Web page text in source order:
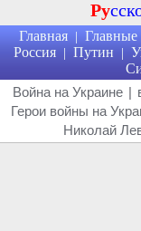
Ру
Главная | Главные
Россия | Путин |
Война на Украине |
Герои войны на
Николай